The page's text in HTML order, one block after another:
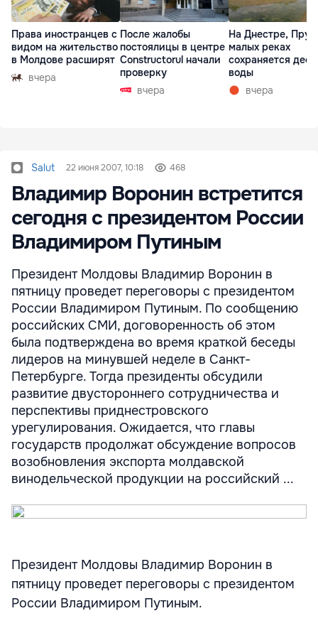
Права иностранцев с
видом на жительство
в Молдове расширят
вчера
После жалобы
постоялицы в центре
Constructorul начали
проверку
вчера
На Днестре,
малых реках
сохраняется
воды
вчера
Salut 22 июня 2007, 10:18 468
Владимир Воронин встретится
сегодня с президентом России
Владимиром Путиным
Президент Молдовы Владимир Воронин в
пятницу проведет переговоры с президентом
России Владимиром Путиным. По сообщению
российских СМИ, договоренность об этом
была подтверждена во время краткой беседы
лидеров на минувшей неделе в Санкт-
Петербурге. Тогда президенты обсудили
развитие двустороннего сотрудничества и
перспективы приднестровского
урегулирования. Ожидается, что главы
государств продолжат обсуждение вопросов
возобновления экспорта молдавской
винодельческой продукции на российский ...
Президент Молдовы Владимир Воронин в
пятницу проведет переговоры с президентом
России Владимиром Путиным.